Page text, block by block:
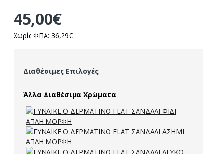
45,00€
Χωρίς ΦΠΑ: 36,29€
Διαθέσιμες Επιλογές
Άλλα Διαθέσιμα Χρώματα